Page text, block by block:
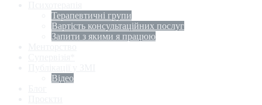
Терапевтичні групи
Вартість консультаційних послуг
Запити з якими я працюю
Відео